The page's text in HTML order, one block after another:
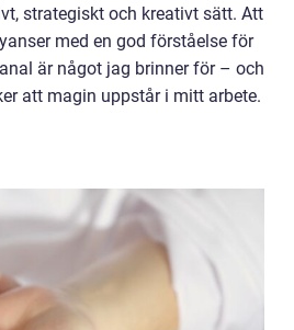
strategiskt och kreativt sätt. Att
med en god förståelse för
är något jag brinner för – och
att magin uppstår i mitt arbete.